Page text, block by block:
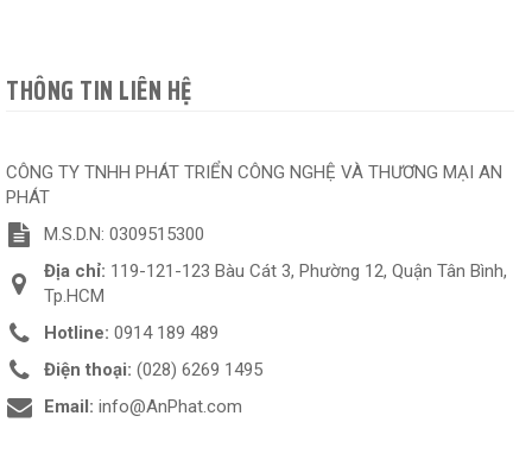
THÔNG TIN LIÊN HỆ
CÔNG TY TNHH PHÁT TRIỂN CÔNG NGHỆ VÀ THƯƠNG MẠI AN
PHÁT
M.S.D.N: 0309515300
Địa chỉ: 119-121-123 Bàu Cát 3, Phường 12, Quận Tân Bình,
Tp.HCM
Hotline: 0914 189 489
Điện thoại: (028) 6269 1495
Email: info@AnPhat.com